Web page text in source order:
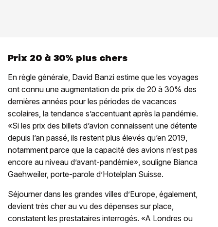
Prix 20 à 30% plus chers
En règle générale, David Banzi estime que les voyages
ont connu une augmentation de prix de 20 à 30% des
dernières années pour les périodes de vacances
scolaires, la tendance s’accentuant après la pandémie.
«Si les prix des billets d’avion connaissent une détente
depuis l’an passé, ils restent plus élevés qu’en 2019,
notamment parce que la capacité des avions n’est pas
encore au niveau d’avant-pandémie», souligne Bianca
Gaehweiler, porte-parole d’Hotelplan Suisse.
Séjourner dans les grandes villes d’Europe, également,
devient très cher au vu des dépenses sur place,
constatent les prestataires interrogés. «A Londres ou